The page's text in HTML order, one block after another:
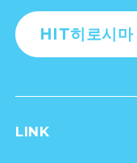
HIT히로시마
LINK